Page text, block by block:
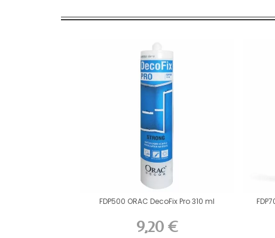
FDP500 ORAC DecoFix Pro 310 ml
9,20 €